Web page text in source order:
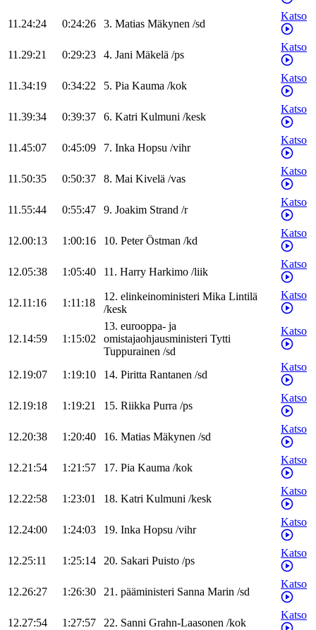
11.24:24 0:24:26 3. Matias Mäkynen /sd
Katso
11.29:21 0:29:23 4. Jani Mäkelä /ps
Katso
11.34:19 0:34:22 5. Pia Kauma /kok
Katso
11.39:34 0:39:37 6. Katri Kulmuni /kesk
Katso
11.45:07 0:45:09 7. Inka Hopsu /vihr
Katso
11.50:35 0:50:37 8. Mai Kivelä /vas
Katso
11.55:44 0:55:47 9. Joakim Strand /r
Katso
12.00:13 1:00:16 10. Peter Östman /kd
Katso
12.05:38 1:05:40 11. Harry Harkimo /liik
Katso
12.11:16 1:11:18
12. elinkeinoministeri Mika Lintilä
/kesk
Katso
12.14:59 1:15:02
13. eurooppa- ja
omistajaohjausministeri Tytti
Tuppurainen /sd
Katso
12.19:07 1:19:10 14. Piritta Rantanen /sd
Katso
12.19:18 1:19:21 15. Riikka Purra /ps
Katso
12.20:38 1:20:40 16. Matias Mäkynen /sd
Katso
12.21:54 1:21:57 17. Pia Kauma /kok
Katso
12.22:58 1:23:01 18. Katri Kulmuni /kesk
Katso
12.24:00 1:24:03 19. Inka Hopsu /vihr
Katso
12.25:11 1:25:14 20. Sakari Puisto /ps
Katso
12.26:27 1:26:30 21. pääministeri Sanna Marin /sd
Katso
12.27:54 1:27:57 22. Sanni Grahn-Laasonen /kok
Katso